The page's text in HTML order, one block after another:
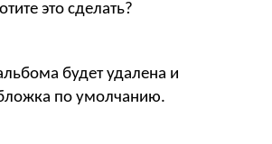
это сделать?
будет удалена и
по умолчанию.